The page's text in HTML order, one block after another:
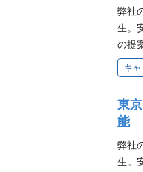
方 ■
業界
弊社
生。
の提
月）
若手
スト(
ある
ケア
キ
東
能
弊社
生。